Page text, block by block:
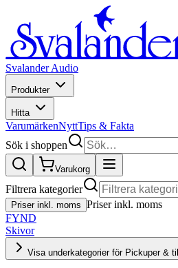
Svalander Audio
Produkter
Hitta
VarumärkenNyttTips & Fakta
Sök i shoppen
Varukorg
Filtrera kategorier
Priser inkl. moms Priser inkl. moms
FYND
Skivor
Visa underkategorier för Pickuper &